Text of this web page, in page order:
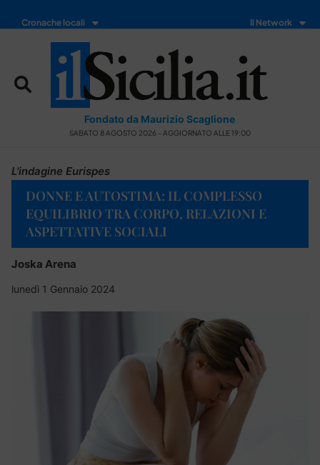
Cronache locali Il Network
Fondato da Maurizio Scaglione
SABATO 8 AGOSTO 2026 - AGGIORNATO ALLE 19:00
L'indagine Eurispes
DONNE E AUTOSTIMA: IL COMPLESSO
EQUILIBRIO TRA CORPO, RELAZIONI E
ASPETTATIVE SOCIALI
Joska Arena
lunedì 1 Gennaio 2024